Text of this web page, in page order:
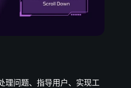
理问题、指导用户、实现工